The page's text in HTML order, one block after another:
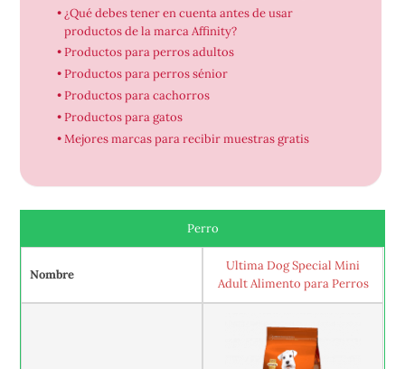
¿Qué debes tener en cuenta antes de usar
productos de la marca Affinity?
Productos para perros adultos
Productos para perros sénior
Productos para cachorros
Productos para gatos
Mejores marcas para recibir muestras gratis
Perro
Nombre
Ultima Dog Special Mini
Adult Alimento para Perros